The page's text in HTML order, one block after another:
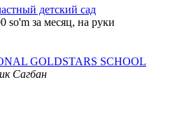
детский сад
so'm за месяц, на руки
GOLDSTARS SCHOOL
Сагбан